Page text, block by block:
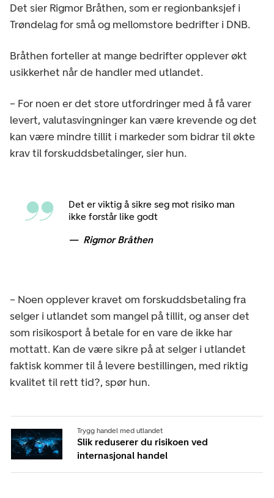
Det sier Rigmor Bråthen, som er regionbanksjef i
Trøndelag for små og mellomstore bedrifter i DNB.
Bråthen forteller at mange bedrifter opplever økt
usikkerhet når de handler med utlandet.
– For noen er det store utfordringer med å få varer
levert, valutasvingninger kan være krevende og det
kan være mindre tillit i markeder som bidrar til økte
krav til forskuddsbetalinger, sier hun.
Det er viktig å sikre seg mot risiko man
ikke forstår like godt
Rigmor Bråthen
– Noen opplever kravet om forskuddsbetaling fra
selger i utlandet som mangel på tillit, og anser det
som risikosport å betale for en vare de ikke har
mottatt. Kan de være sikre på at selger i utlandet
faktisk kommer til å levere bestillingen, med riktig
kvalitet til rett tid?, spør hun.
Trygg handel med utlandet
Slik reduserer du risikoen ved
internasjonal handel